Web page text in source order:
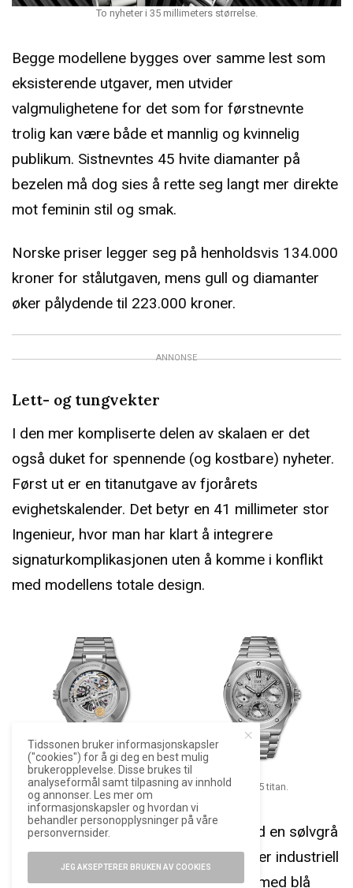
To nyheter i 35 millimeters størrelse.
Begge modellene bygges over samme lest som
eksisterende utgaver, men utvider
valgmulighetene for det som for førstnevnte
trolig kan være både et mannlig og kvinnelig
publikum. Sistnevntes 45 hvite diamanter på
bezelen må dog sies å rette seg langt mer direkte
mot feminin stil og smak.
Norske priser legger seg på henholdsvis 134.000
kroner for stålutgaven, mens gull og diamanter
øker pålydende til 223.000 kroner.
ANNONSE
Lett- og tungvekter
I den mer kompliserte delen av skalaen er det
også duket for spennende (og kostbare) nyheter.
Først ut er en titanutgave av fjorårets
evighetskalender. Det betyr en 41 millimeter stor
Ingenieur, hvor man har klart å integrere
signaturkomplikasjonen uten å komme i konflikt
med modellens totale design.
Nye Ingenieur Perpetual Calendar 41 i grad 5 titan.
I titan tas vekten ned, og sammen med en sølvgrå
tallskive seiler utgaven opp som en mer industriell
og nedtonet tolkning enn stålutgaven med blå
Tidssonen bruker informasjonskapsler
("cookies") for å gi deg en best mulig
brukeropplevelse. Disse brukes til
analyseformål samt tilpasning av innhold
og annonser. Les mer om
informasjonskapsler og hvordan vi
behandler personopplysninger på våre
personvernsider.
JEG AKSEPTERER BRUKEN AV COOKIES